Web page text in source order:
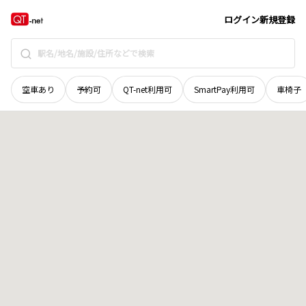
ログイン新規登録
空車あり 予約可 QT-net利用可 SmartPay利用可 車椅子
京都府